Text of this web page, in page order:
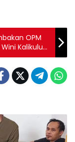
OPM
Kalikuluk